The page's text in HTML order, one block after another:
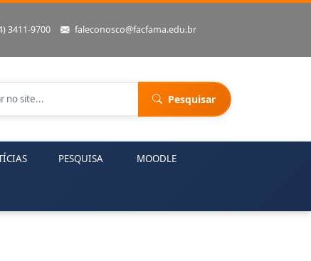
3411-9700 faleconosco@facfama.edu.br
Pesquisar
PESQUISA MOODLE